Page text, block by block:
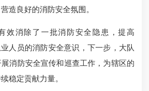
造良好的消防安全氛围。
消除了一批消防安全隐患，提高
人员的消防安全意识，下一步，大队
消防安全宣传和巡查工作，为辖区的
稳定贡献力量。